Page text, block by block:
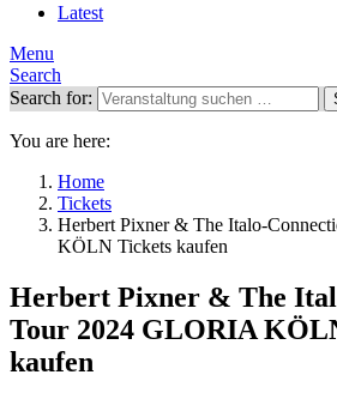
Latest
Menu
Search
Search for:
You are here:
Home
Tickets
Herbert Pixner & The Italo-
KÖLN Tickets kaufen
Herbert Pixner & The
Tour 2024 GLORIA
kaufen